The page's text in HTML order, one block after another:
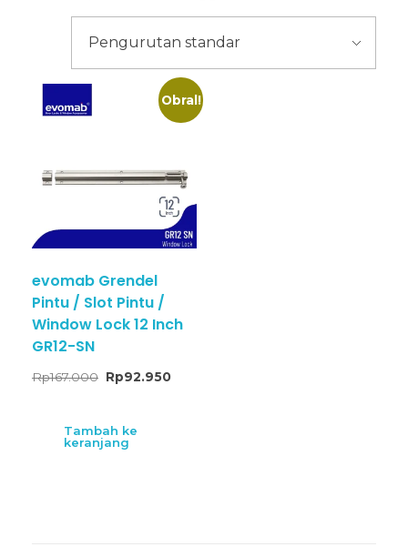
Obral!
evomab Grendel
Pintu / Slot Pintu /
Window Lock 12 Inch
GR12-SN
Rp167.000 Rp92.950
Tambah ke
keranjang